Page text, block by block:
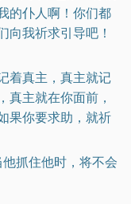
的仆人啊！你们都
我祈求引导吧！
着真主，真主就记
主就在你面前，
果你要求助，就祈
抓住他时，将不会